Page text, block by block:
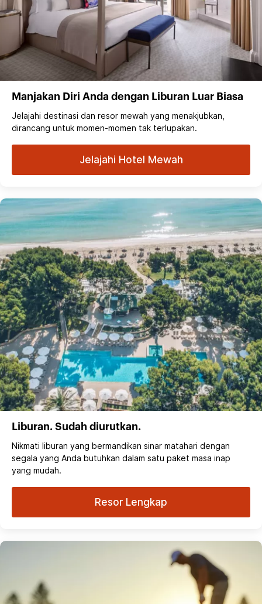
Manjakan Diri Anda dengan Liburan Luar Biasa
Jelajahi destinasi dan resor mewah yang menakjubkan,
dirancang untuk momen-momen tak terlupakan.
Jelajahi Hotel Mewah
Liburan. Sudah diurutkan.
Nikmati liburan yang bermandikan sinar matahari dengan
segala yang Anda butuhkan dalam satu paket masa inap
yang mudah.
Resor Lengkap